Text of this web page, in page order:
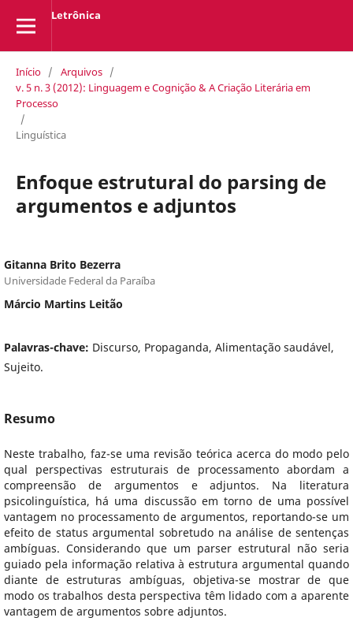
Letrônica
Início / Arquivos /
v. 5 n. 3 (2012): Linguagem e Cognição & A Criação Literária em
Processo
/
Linguística
Enfoque estrutural do parsing de
argumentos e adjuntos
Gitanna Brito Bezerra
Universidade Federal da Paraíba
Márcio Martins Leitão
Palavras-chave: Discurso, Propaganda, Alimentação saudável,
Sujeito.
Resumo
Neste trabalho, faz-se uma revisão teórica acerca do modo pelo
qual perspectivas estruturais de processamento abordam a
compreensão de argumentos e adjuntos. Na literatura
psicolinguística, há uma discussão em torno de uma possível
vantagem no processamento de argumentos, reportando-se um
efeito de status argumental sobretudo na análise de sentenças
ambíguas. Considerando que um parser estrutural não seria
guiado pela informação relativa à estrutura argumental quando
diante de estruturas ambíguas, objetiva-se mostrar de que
modo os trabalhos desta perspectiva têm lidado com a aparente
vantagem de argumentos sobre adjuntos.